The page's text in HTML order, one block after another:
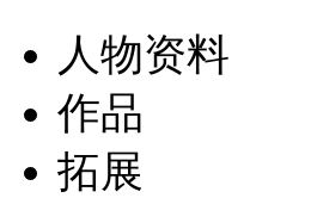
人物资料
作品
拓展